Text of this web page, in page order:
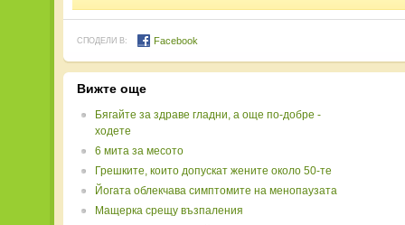
СПОДЕЛИ В: Facebook
Вижте още
Бягайте за здраве гладни, а още по-добре -
ходете
6 мита за месото
Грешките, които допускат жените около 50-те
Йогата облекчава симптомите на менопаузата
Мащерка срещу възпаления